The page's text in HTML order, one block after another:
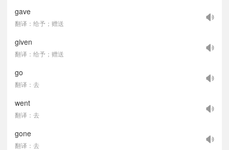
gave
翻译：给予；赠送
given
翻译：给予；赠送
go
翻译：去
went
翻译：去
gone
翻译：去